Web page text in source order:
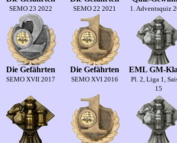
SEMO 23 2022 SEMO 22 2021 1. Adventsquiz
Die Gefährten
SEMO XVII 2017
Die Gefährten
SEMO XVI 2016
EML GM-
Pl. 2, Liga 1,
15